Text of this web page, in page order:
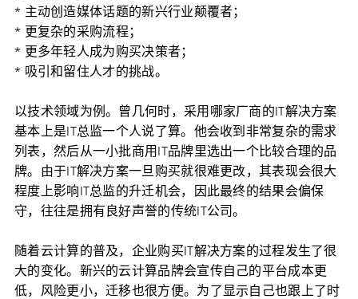
* 主动创造媒体话题的新兴行业颠覆者；
* 更复杂的采购流程；
* 更多年轻人成为购买决策者；
* 吸引和留住人才的挑战。
以技术领域为例。曾几何时，采用哪家厂商的IT解决方案
基本上是IT总监一个人说了算。他会收到非常复杂的需求
列表，然后从一小批商用IT品牌里选出一个比较合理的品
牌。由于IT解决方案一旦购买就很难更改，其表现会很大
程度上影响IT总监的升迁机会，因此最终的结果会偏保
守，往往是拥有良好声誉的传统IT公司。
随着云计算的普及，企业购买IT解决方案的过程发生了很
大的变化。新兴的云计算品牌会宣传自己的平台成本更
低，风险更小，迁移也很方便。为了显示自己也跟上了时